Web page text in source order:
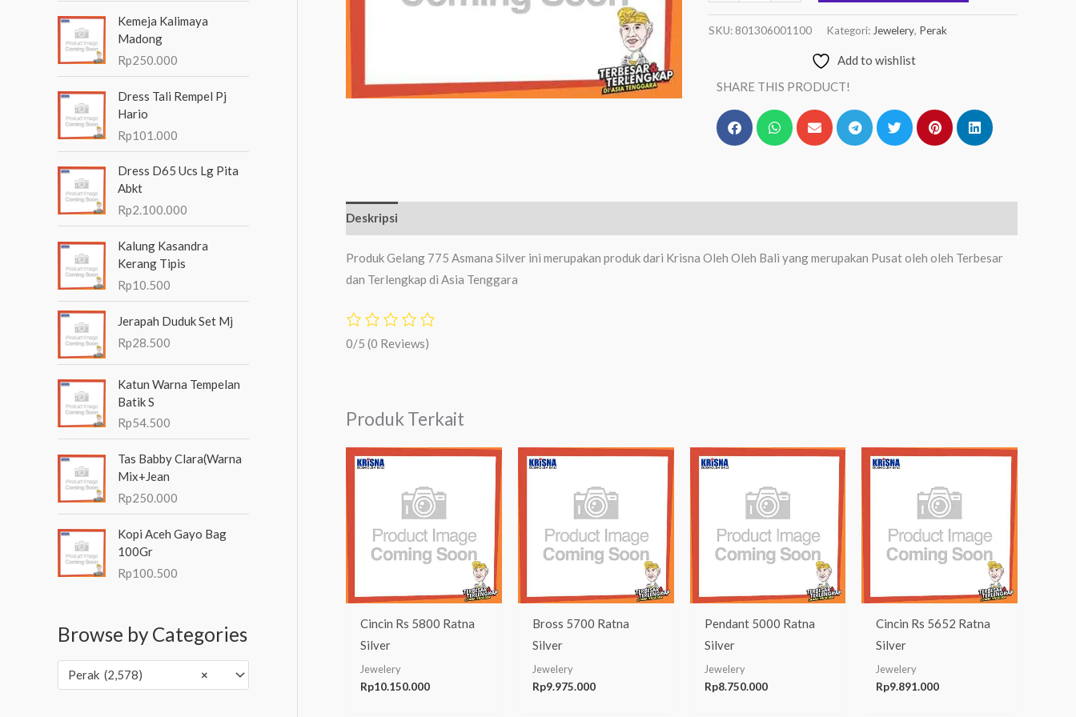
n
u
Kemeja Kalimaya
Madong
Rp250.000
Dress Tali Rempel Pj
Hario
Rp101.000
Dress D65 Ucs Lg Pita
Abkt
Rp2.100.000
Kalung Kasandra
Kerang Tipis
Rp10.500
Jerapah Duduk Set Mj
Rp28.500
Katun Warna Tempelan
Batik S
Rp54.500
Tas Babby Clara(Warna
Mix+Jean
Rp250.000
Kopi Aceh Gayo Bag
100Gr
Rp100.500
Browse by Categories
×
Perak (2,578)
SKU: 801306001100 Kategori: Jewelery, Perak
Add to wishlist
SHARE THIS PRODUCT!
Deskripsi
Produk Gelang 775 Asmana Silver ini merupakan produk dari Krisna Oleh Oleh Bali yang merupakan Pusat oleh oleh Terbesar
dan Terlengkap di Asia Tenggara
0/5 (0 Reviews)
Produk Terkait
Cincin Rs 5800 Ratna
Silver
Jewelery
Rp10.150.000
Bross 5700 Ratna
Silver
Jewelery
Rp9.975.000
Pendant 5000 Ratna
Silver
Jewelery
Rp8.750.000
Cincin Rs 5652 Ratna
Silver
Jewelery
Rp9.891.000